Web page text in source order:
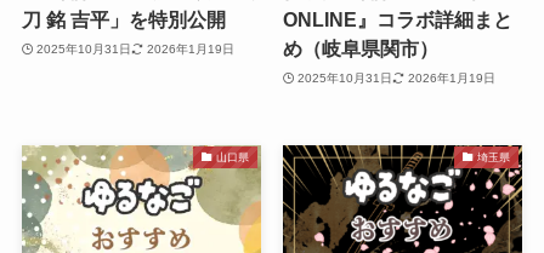
刀 銘 吉平」を特別公開
2025年10月31日 2026年1月19日
ONLINE』コラボ詳細まと
め（岐阜県関市）
2025年10月31日 2026年1月19日
山口県 埼玉県